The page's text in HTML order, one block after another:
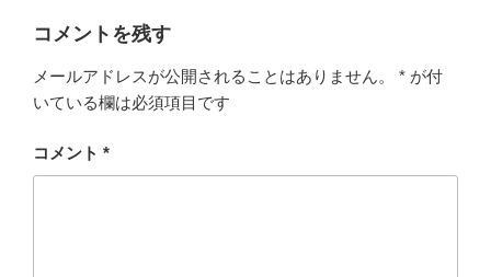
コメントを残す
メールアドレスが公開されることはありません。 * が付
いている欄は必須項目です
コメント *